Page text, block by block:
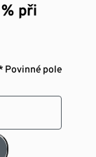
při
Povinné pole